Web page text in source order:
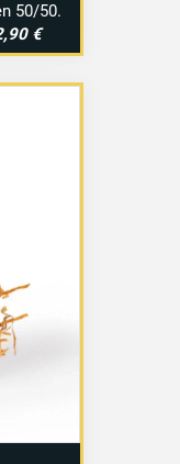
50/50.
€